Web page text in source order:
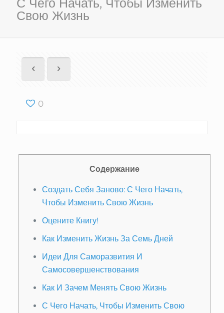
С Чего Начать, Чтобы Изменить
Свою Жизнь
0
Содержание
Создать Себя Заново: С Чего Начать,
Чтобы Изменить Свою Жизнь
Оцените Книгу!
Как Изменить Жизнь За Семь Дней
Идеи Для Саморазвития И
Самосовершенствования
Как И Зачем Менять Свою Жизнь
С Чего Начать, Чтобы Изменить Свою